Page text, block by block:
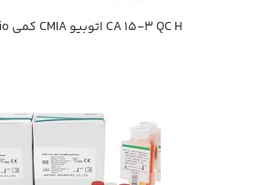
CA 15-3 QC H اتوبيو CMIA كمي Autobio